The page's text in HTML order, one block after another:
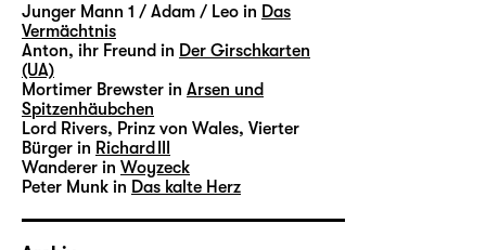
Junger Mann 1 / Adam / Leo in Das
Vermächtnis
Anton, ihr Freund in Der Girschkarten
(UA)
Mortimer Brewster in Arsen und
Spitzenhäubchen
Lord Rivers, Prinz von Wales, Vierter
Bürger in Richard III
Wanderer in Woyzeck
Peter Munk in Das kalte Herz